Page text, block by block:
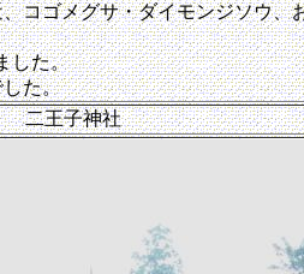
ゴメグサ・ダイモンジソウ、
した。
た。
二王子神社